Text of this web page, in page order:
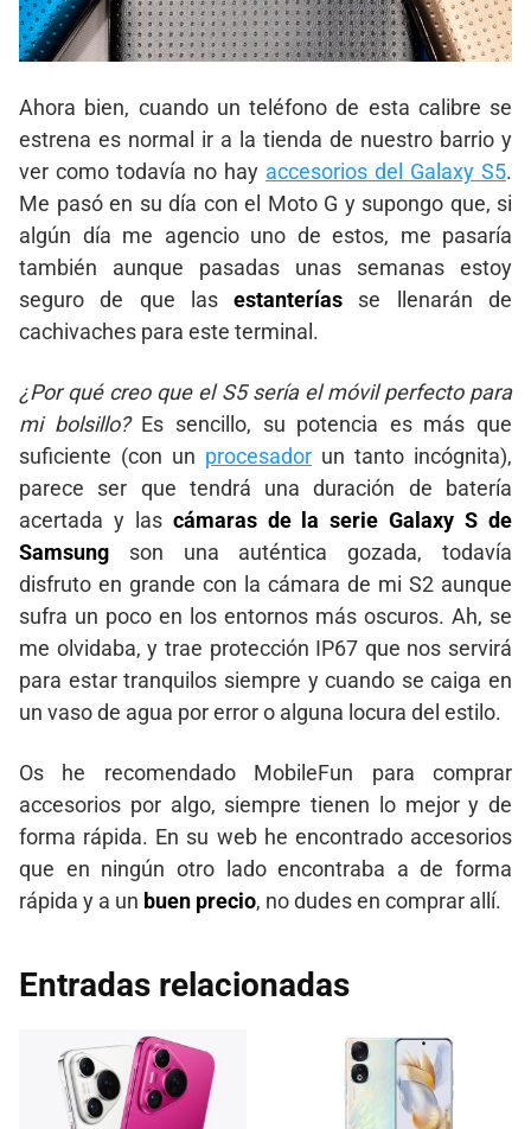
Ahora bien, cuando un teléfono de esta calibre se
estrena es normal ir a la tienda de nuestro barrio y
ver como todavía no hay accesorios del Galaxy S5.
Me pasó en su día con el Moto G y supongo que, si
algún día me agencio uno de estos, me pasaría
también aunque pasadas unas semanas estoy
seguro de que lasestanterías se llenarán de
cachivaches para este terminal.
¿Por qué creo que el S5 sería el móvil perfecto para
mi bolsillo?Es sencillo, su potencia es más que
suficiente (con un procesador un tanto incógnita),
parece ser que tendrá una duración de batería
acertada y las cámaras de la serie Galaxy S de
Samsung son una auténtica gozada, todavía
disfruto en grande con la cámara de mi S2 aunque
sufra un poco en los entornos más oscuros. Ah, se
me olvidaba, y trae protección IP67 que nos servirá
para estar tranquilos siempre y cuando se caiga en
un vaso de agua por error o alguna locura del estilo.
Os he recomendado MobileFun para comprar
accesorios por algo, siempre tienen lo mejor y de
forma rápida. En su web he encontrado accesorios
que en ningún otro lado encontraba a de forma
rápida y a un buen precio, no dudes en comprar allí.
Entradas relacionadas